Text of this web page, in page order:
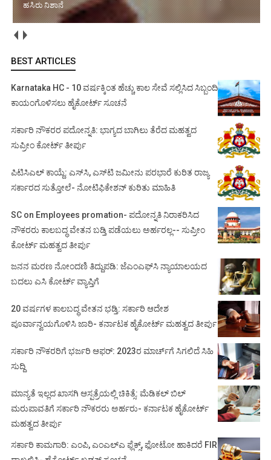
ಹಸಿರು ನಿಶಾನೆ
BEST ARTICLES
Karnataka HC - 10 ವರ್ಷಕ್ಕಿಂತ ಹೆಚ್ಚು ಕಾಲ ಸೇವೆ ಸಲ್ಲಿಸಿದ ಸಿಬ್ಬಂದಿ
ಕಾಯಂಗೊಳಿಸಲು ಹೈಕೋರ್ಟ್ ಸೂಚನೆ
ಸರ್ಕಾರಿ ನೌಕರರ ಪದೋನ್ನತಿ: ಭಾಗ್ಯದ ಬಾಗಿಲು ತೆರೆದ ಮಹತ್ವದ
ಸುಪ್ರೀಂ ಕೋರ್ಟ್ ತೀರ್ಪು
ಪಿಟಿಸಿಎಲ್ ಕಾಯ್ದೆ: ಎಸ್‌ಸಿ, ಎಸ್‌ಟಿ ಜಮೀನು ಪರಭಾರೆ ಕುರಿತ ರಾಜ್ಯ
ಸರ್ಕಾರದ ಸುತ್ತೋಲೆ- ನೋಟಿಫಿಕೇಶನ್‌ ಕುರಿತು ಮಾಹಿತಿ
SC on Employees promation- ಪದೋನ್ನತಿ ನಿರಾಕರಿಸಿದ
ನೌಕರರು ಕಾಲಬದ್ಧ ವೇತನ ಬಡ್ತಿ ಪಡೆಯಲು ಅರ್ಹರಲ್ಲ-- ಸುಪ್ರೀಂ
ಕೋರ್ಟ್ ಮಹತ್ವದ ತೀರ್ಪು
ಜನನ ಮರಣ ನೋಂದಣಿ ತಿದ್ದುಪಡಿ: ಜೆಎಂಎಫ್‌ಸಿ ನ್ಯಾಯಾಲಯದ
ಬದಲು ಎಸಿ ಕೋರ್ಟ್‌ ವ್ಯಾಪ್ತಿಗೆ
20 ವರ್ಷಗಳ ಕಾಲಬದ್ಧ ವೇತನ ಭಡ್ತಿ: ಸರ್ಕಾರಿ ಆದೇಶ
ಪೂರ್ವಾನ್ವಯಗೊಳಿಸಿ ಜಾರಿ- ಕರ್ನಾಟಕ ಹೈಕೋರ್ಟ್ ಮಹತ್ವದ ತೀರ್ಪು
ಸರ್ಕಾರಿ ನೌಕರರಿಗೆ ಭರ್ಜರಿ ಆಫರ್: 2023ರ ಮಾರ್ಚ್‌ಗೆ ಸಿಗಲಿದೆ ಸಿಹಿ
ಸುದ್ದಿ
ಮಾನ್ಯತೆ ಇಲ್ಲದ ಖಾಸಗಿ ಆಸ್ಪತ್ರೆಯಲ್ಲಿ ಚಿಕಿತ್ಸೆ: ಮೆಡಿಕಲ್ ಬಿಲ್
ಮರುಪಾವತಿಗೆ ಸರ್ಕಾರಿ ನೌಕರರು ಅರ್ಹರು- ಕರ್ನಾಟಕ ಹೈಕೋರ್ಟ್
ಮಹತ್ವದ ತೀರ್ಪು
ಸರ್ಕಾರಿ ಕಾಮಗಾರಿ: ಎಂಪಿ, ಎಂಎಲ್‌ಎ ಫ್ಲೆಕ್ಸ್‌, ಫೋಟೋ ಹಾಕಿದರೆ FIR